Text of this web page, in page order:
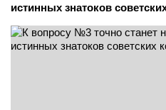
истинных знатоков